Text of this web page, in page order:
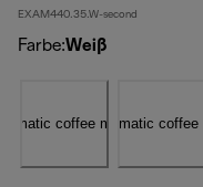
EXAM440.35.W-second
Farbe:Weiß